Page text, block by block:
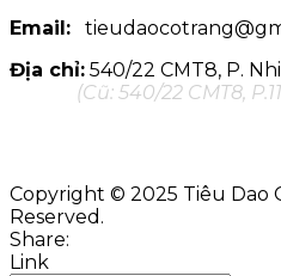
Email:
Địa chỉ: 540/22 CMT8, P.
(Cũ: 540/22 CMT8,
Copyright © 2025 Tiêu Dao
Reserved.
Share:
Link